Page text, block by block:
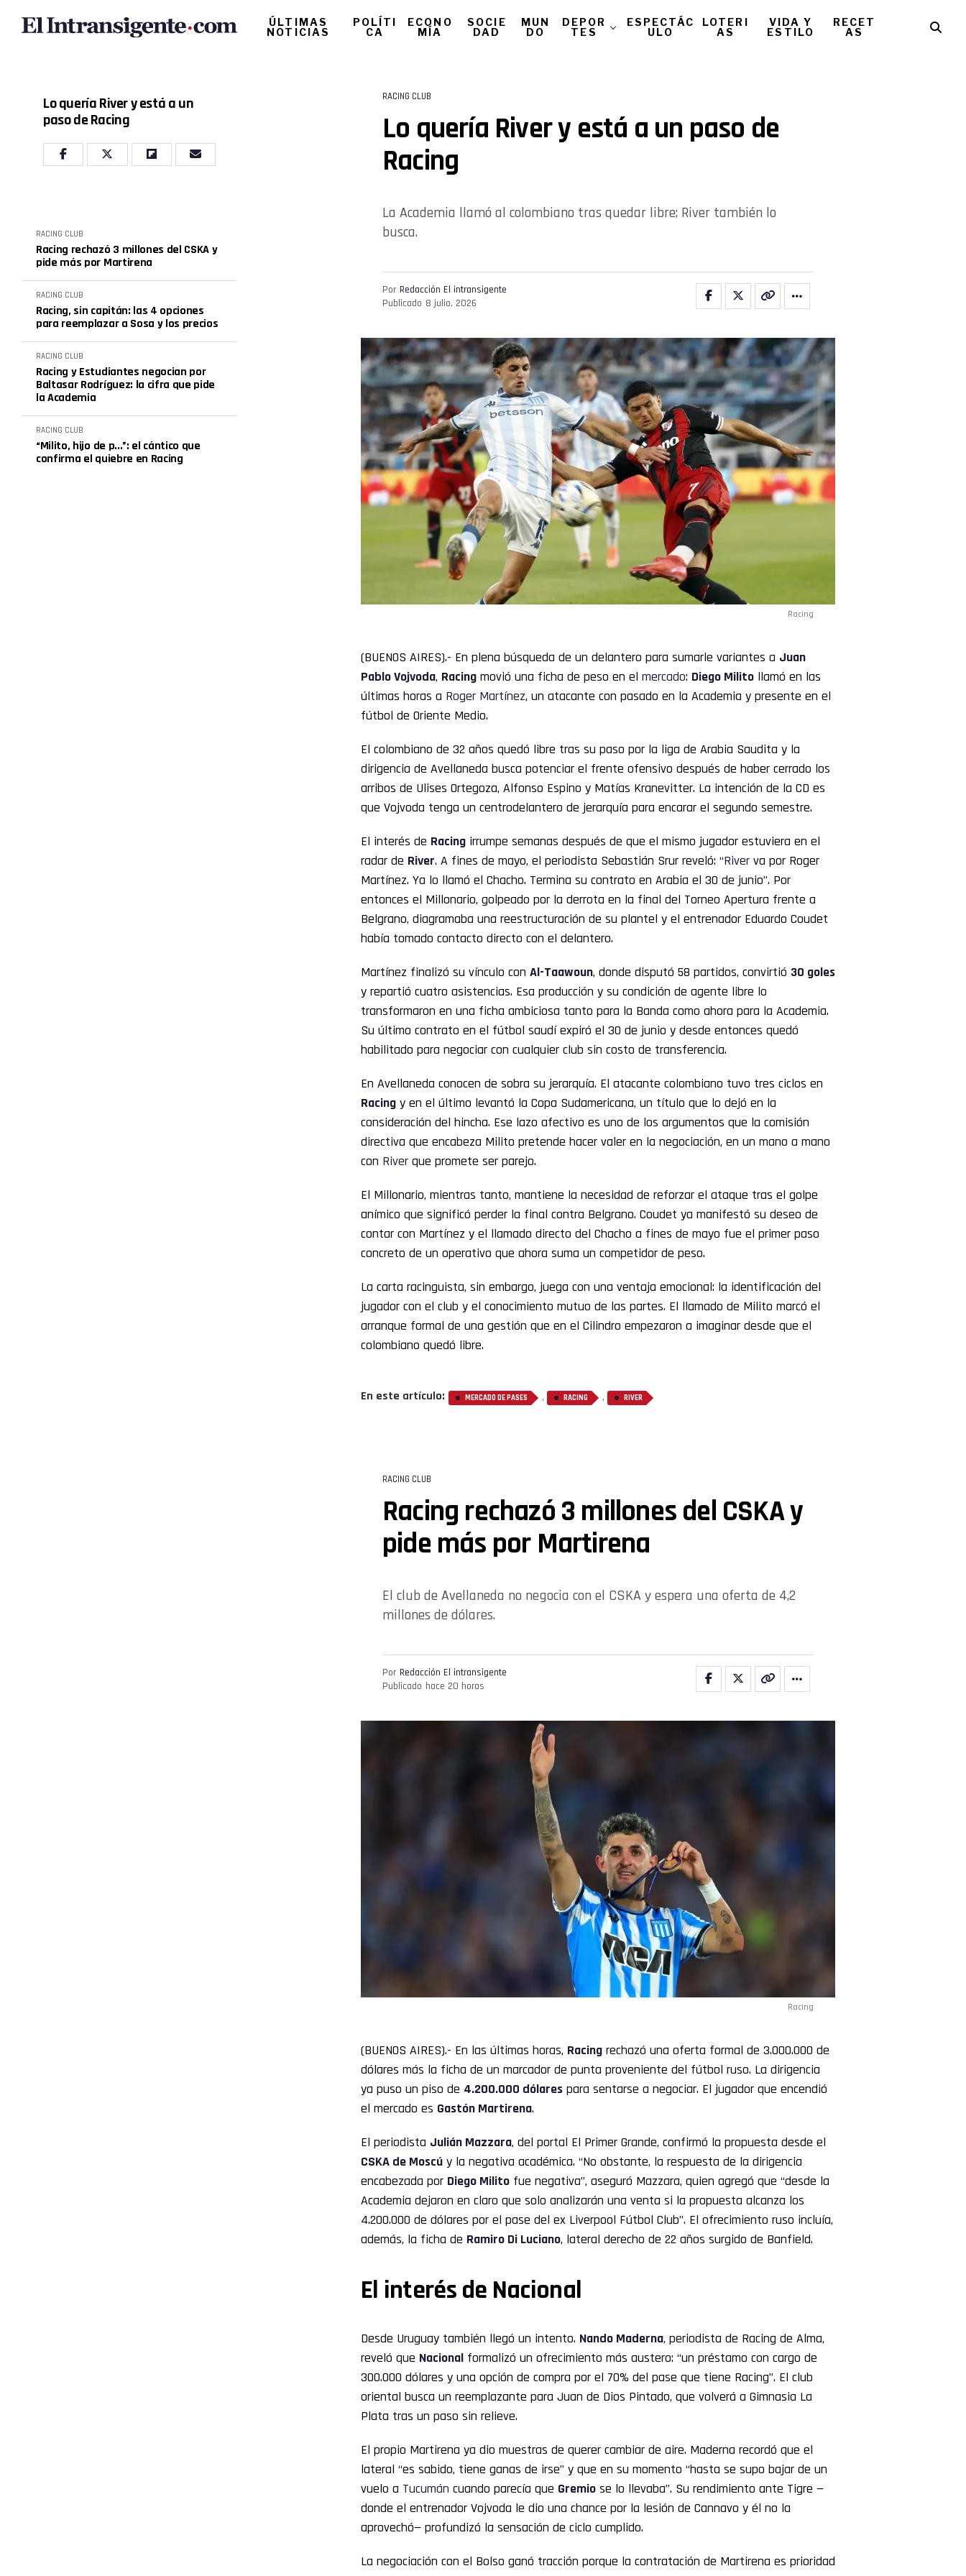
ÚLTIMAS
NOTICIAS
POLÍTI
CA
ECONO
MÍA
SOCIE
DAD
MUN
DO
DEPOR
TES
ESPECTÁC
ULO
LOTERI
AS
VIDA Y
ESTILO
RECET
AS
Lo quería River y está a un
paso de Racing
RACING CLUB
Racing rechazó 3 millones del CSKA y
pide más por Martirena
RACING CLUB
Racing, sin capitán: las 4 opciones
para reemplazar a Sosa y los precios
RACING CLUB
Racing y Estudiantes negocian por
Baltasar Rodríguez: la cifra que pide
la Academia
RACING CLUB
“Milito, hijo de p...”: el cántico que
confirma el quiebre en Racing
RACING CLUB
Lo quería River y está a un paso de
Racing
La Academia llamó al colombiano tras quedar libre; River también lo
busca.
Por Redacción El intransigente
Publicado 8 julio, 2026
Racing
(BUENOS AIRES).- En plena búsqueda de un delantero para sumarle variantes a Juan
Pablo Vojvoda, Racing movió una ficha de peso en el mercado: Diego Milito llamó en las
últimas horas a Roger Martínez, un atacante con pasado en la Academia y presente en el
fútbol de Oriente Medio.
El colombiano de 32 años quedó libre tras su paso por la liga de Arabia Saudita y la
dirigencia de Avellaneda busca potenciar el frente ofensivo después de haber cerrado los
arribos de Ulises Ortegoza, Alfonso Espino y Matías Kranevitter. La intención de la CD es
que Vojvoda tenga un centrodelantero de jerarquía para encarar el segundo semestre.
El interés de Racing irrumpe semanas después de que el mismo jugador estuviera en el
radar de River. A fines de mayo, el periodista Sebastián Srur reveló: “River va por Roger
Martínez. Ya lo llamó el Chacho. Termina su contrato en Arabia el 30 de junio”. Por
entonces el Millonario, golpeado por la derrota en la final del Torneo Apertura frente a
Belgrano, diagramaba una reestructuración de su plantel y el entrenador Eduardo Coudet
había tomado contacto directo con el delantero.
Martínez finalizó su vínculo con Al-Taawoun, donde disputó 58 partidos, convirtió 30 goles
y repartió cuatro asistencias. Esa producción y su condición de agente libre lo
transformaron en una ficha ambiciosa tanto para la Banda como ahora para la Academia.
Su último contrato en el fútbol saudí expiró el 30 de junio y desde entonces quedó
habilitado para negociar con cualquier club sin costo de transferencia.
En Avellaneda conocen de sobra su jerarquía. El atacante colombiano tuvo tres ciclos en
Racing y en el último levantó la Copa Sudamericana, un título que lo dejó en la
consideración del hincha. Ese lazo afectivo es uno de los argumentos que la comisión
directiva que encabeza Milito pretende hacer valer en la negociación, en un mano a mano
con River que promete ser parejo.
El Millonario, mientras tanto, mantiene la necesidad de reforzar el ataque tras el golpe
anímico que significó perder la final contra Belgrano. Coudet ya manifestó su deseo de
contar con Martínez y el llamado directo del Chacho a fines de mayo fue el primer paso
concreto de un operativo que ahora suma un competidor de peso.
La carta racinguista, sin embargo, juega con una ventaja emocional: la identificación del
jugador con el club y el conocimiento mutuo de las partes. El llamado de Milito marcó el
arranque formal de una gestión que en el Cilindro empezaron a imaginar desde que el
colombiano quedó libre.
En este artículo: MERCADO DE PASES , RACING , RIVER
RACING CLUB
Racing rechazó 3 millones del CSKA y
pide más por Martirena
El club de Avellaneda no negocia con el CSKA y espera una oferta de 4,2
millones de dólares.
Por Redacción El intransigente
Publicado hace 20 horas
Racing
(BUENOS AIRES).- En las últimas horas, Racing rechazó una oferta formal de 3.000.000 de
dólares más la ficha de un marcador de punta proveniente del fútbol ruso. La dirigencia
ya puso un piso de 4.200.000 dólares para sentarse a negociar. El jugador que encendió
el mercado es Gastón Martirena.
El periodista Julián Mazzara, del portal El Primer Grande, confirmó la propuesta desde el
CSKA de Moscú y la negativa académica. “No obstante, la respuesta de la dirigencia
encabezada por Diego Milito fue negativa”, aseguró Mazzara, quien agregó que “desde la
Academia dejaron en claro que solo analizarán una venta si la propuesta alcanza los
4.200.000 de dólares por el pase del ex Liverpool Fútbol Club”. El ofrecimiento ruso incluía,
además, la ficha de Ramiro Di Luciano, lateral derecho de 22 años surgido de Banfield.
El interés de Nacional
Desde Uruguay también llegó un intento. Nando Maderna, periodista de Racing de Alma,
reveló que Nacional formalizó un ofrecimiento más austero: “un préstamo con cargo de
300.000 dólares y una opción de compra por el 70% del pase que tiene Racing”. El club
oriental busca un reemplazante para Juan de Dios Pintado, que volverá a Gimnasia La
Plata tras un paso sin relieve.
El propio Martirena ya dio muestras de querer cambiar de aire. Maderna recordó que el
lateral “es sabido, tiene ganas de irse” y que en su momento “hasta se supo bajar de un
vuelo a Tucumán cuando parecía que Gremio se lo llevaba”. Su rendimiento ante Tigre —
donde el entrenador Vojvoda le dio una chance por la lesión de Cannavo y él no la
aprovechó— profundizó la sensación de ciclo cumplido.
La negociación con el Bolso ganó tracción porque la contratación de Martirena es prioridad